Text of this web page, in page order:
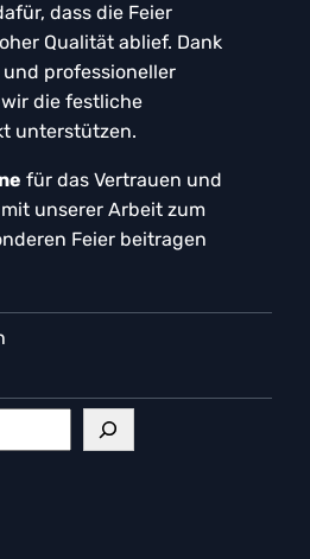
dass die Feier
Qualität ablief. Dank
professioneller
die festliche
unterstützen.
für das Vertrauen und
unserer Arbeit zum
Feier beitragen